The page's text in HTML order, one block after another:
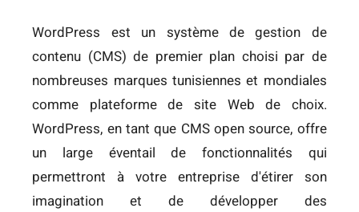
WordPress est un système de gestion de
contenu (CMS) de premier plan choisi par de
nombreuses marques tunisiennes et mondiales
comme plateforme de site Web de choix.
WordPress, en tant que CMS open source, offre
un large éventail de fonctionnalités qui
permettront à votre entreprise d'étirer son
imagination et de développer des